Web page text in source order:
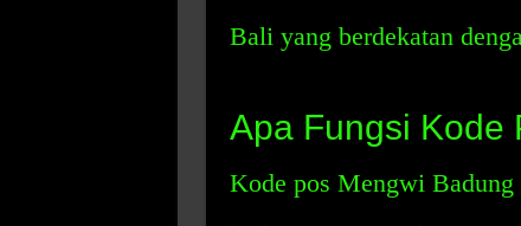
Bali yang berdekatan
Apa Fungsi Kode
Kode pos Mengwi